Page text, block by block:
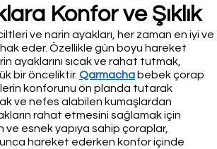
Konfor ve Şıklık
ve narin ayakları, her zaman en iyi ve
eder. Özellikle gün boyu hareket
ayaklarını sıcak ve rahat tutmak,
bir önceliktir. Qarmacha bebek çorap
konforunu ön planda tutarak
ve nefes alabilen kumaşlardan
rahat etmesini sağlamak için
ve esnek yapıya sahip çoraplar,
hareket ederken konfor içinde